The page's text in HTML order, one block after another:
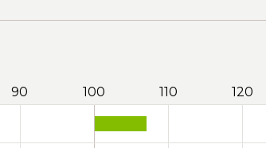
90 100 110 120